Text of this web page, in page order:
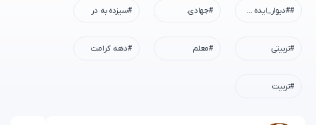
##دیوار_ایده #رسم_میزبانی #شهادت_امام_رضا #همه_خادم_الرضاییم #جهادی. #سیزده به در
#تربیتی #معلم #دهه کرامت
#تربیت